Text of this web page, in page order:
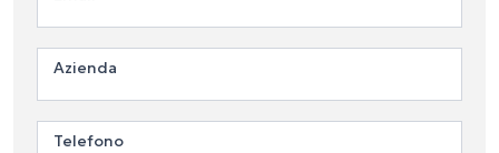
Azienda
Telefono